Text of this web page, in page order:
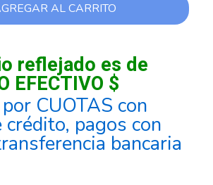
AL CARRITO
reflejado es de
EFECTIVO $
CUOTAS con
pagos con
bancaria